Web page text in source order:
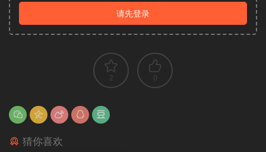
请先登录
2 0
猜你喜欢